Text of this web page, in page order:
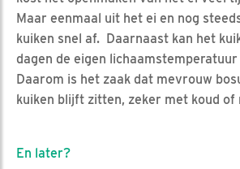
Maar eenmaal uit het ei en nog
kuiken snel af. Daarnaast kan het
dagen de eigen
Daarom is het zaak dat mevrouw
kuiken blijft zitten, zeker met koud of
En later?